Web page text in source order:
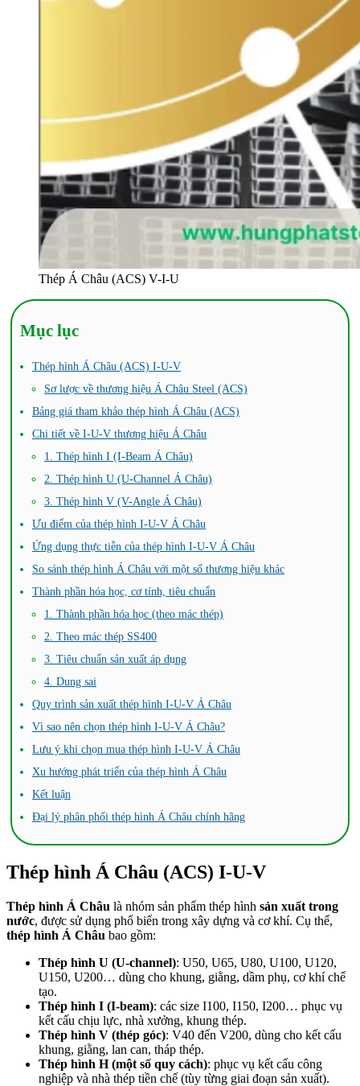
Thép Á Châu (ACS) V-I-U
Mục lục
Thép hình Á Châu (ACS) I-U-V
Sơ lược về thương hiệu Á Châu Steel (ACS)
Bảng giá tham khảo thép hình Á Châu (ACS)
Chi tiết về I-U-V thương hiệu Á Châu
1. Thép hình I (I-Beam Á Châu)
2. Thép hình U (U-Channel Á Châu)
3. Thép hình V (V-Angle Á Châu)
Ưu điểm của thép hình I-U-V Á Châu
Ứng dụng thực tiễn của thép hình I-U-V Á Châu
So sánh thép hình Á Châu với một số thương hiệu khác
Thành phần hóa học, cơ tính, tiêu chuẩn
1. Thành phần hóa học (theo mác thép)
2. Theo mác thép SS400
3. Tiêu chuẩn sản xuất áp dụng
4. Dung sai
Quy trình sản xuất thép hình I-U-V Á Châu
Vì sao nên chọn thép hình I-U-V Á Châu?
Lưu ý khi chọn mua thép hình I-U-V Á Châu
Xu hướng phát triển của thép hình Á Châu
Kết luận
Đại lý phân phối thép hình Á Châu chính hãng
Thép hình Á Châu (ACS) I-U-V
Thép hình Á Châu là nhóm sản phẩm thép hình sản xuất trong
nước, được sử dụng phổ biến trong xây dựng và cơ khí. Cụ thể,
thép hình Á Châu bao gồm:
Thép hình U (U-channel): U50, U65, U80, U100, U120,
U150, U200… dùng cho khung, giằng, dầm phụ, cơ khí chế
tạo.
Thép hình I (I-beam): các size I100, I150, I200… phục vụ
kết cấu chịu lực, nhà xưởng, khung thép.
Thép hình V (thép góc): V40 đến V200, dùng cho kết cấu
khung, giằng, lan can, tháp thép.
Thép hình H (một số quy cách): phục vụ kết cấu công
nghiệp và nhà thép tiền chế (tùy từng giai đoạn sản xuất).